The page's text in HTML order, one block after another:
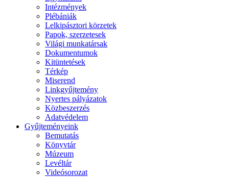
Intézmények
Plébániák
Lelkipásztori körzetek
Papok, szerzetesek
Világi munkatársak
Dokumentumok
Kitüntetések
Térkép
Miserend
Linkgyűjtemény
Nyertes pályázatok
Közbeszerzés
Adatvédelem
Gyűjteményeink
Bemutatás
Könyvtár
Múzeum
Levéltár
Videósorozat